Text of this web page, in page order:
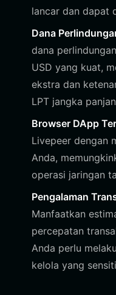
lancar dan dapat
Dana
dana
USD yang kuat,
ekstra dan
LPT jangka
Browser DApp
Livepeer dengan
Anda,
operasi jaringan
Pengalaman
Manfaatkan
percepatan
Anda perlu
kelola yang